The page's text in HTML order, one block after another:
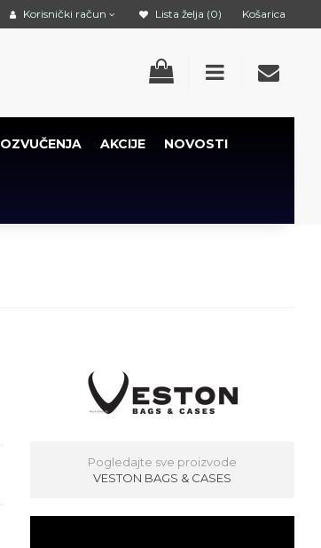
Korisnički račun Lista želja (0) Košarica
OZVUČENJA AKCIJE NOVOSTI
Pogledajte sve proizvode
VESTON BAGS & CASES